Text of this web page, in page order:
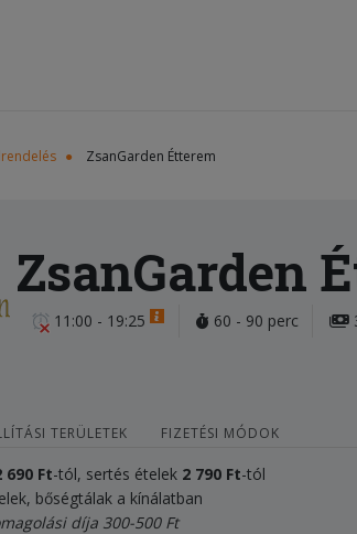
ZsanGarden Étterem
ZsanGarden
11:00 - 19:25 60 - 90 perc
TERÜLETEK FIZETÉSI MÓDOK
690 Ft-tól, sertés ételek 2 790 Ft-tól
bőségtálak a kínálatban
díja 300-500 Ft